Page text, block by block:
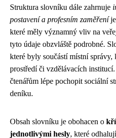
Struktura slovníku dále zahrnuje
postavení a profesním zaměření
které měly významný vliv na
tyto údaje obzvláště podrobné.
které byly součástí místní
prostředí či vzdělávacích
čtenářům lépe pochopit sociální
deníku.
Obsah slovníku je obohacen o
jednotlivými hesly, které